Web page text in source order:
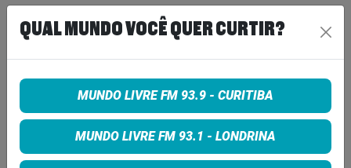
QUAL MUNDO VOCÊ QUER CURTIR?
MUNDO LIVRE FM 93.9 - CURITIBA
MUNDO LIVRE FM 93.1 - LONDRINA